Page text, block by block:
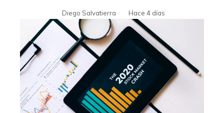
Diego Salvatierra Hace 4 días